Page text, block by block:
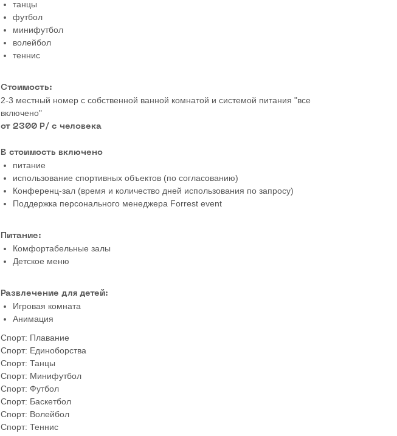
танцы
футбол
минифутбол
волейбол
теннис
Стоимость:
2-3 местный номер с собственной ванной комнатой и системой питания "все
включено"
от 2300 Р/ с человека
В стоимость включено
питание
использование спортивных объектов (по согласованию)
Конференц-зал (время и количество дней использования по запросу)
Поддержка персонального менеджера Forrest event
Питание:
Комфортабельные залы
Детское меню
Развлечение для детей:
Игровая комната
Анимация
Спорт: Плавание
Спорт: Единоборства
Спорт: Танцы
Спорт: Минифутбол
Спорт: Футбол
Спорт: Баскетбол
Спорт: Волейбол
Спорт: Теннис